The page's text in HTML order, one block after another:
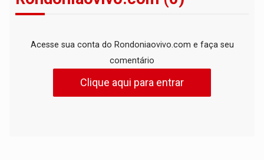
Acesse sua conta do Rondoniaovivo.com e faça seu
comentário
Clique aqui para entrar